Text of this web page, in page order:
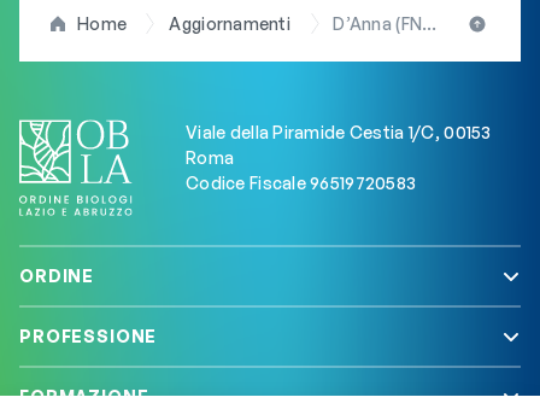
Home Aggiornamenti D’Anna (FNOB): “Contrari a taglio tariffe laboratori, ma sì a dialogo e stop protesta. Farmacia servizi? Rischio bazar del tuttofare”
Viale della Piramide Cestia 1/C, 00153
Roma
Codice Fiscale 96519720583
ORDINE
PROFESSIONE
FORMAZIONE